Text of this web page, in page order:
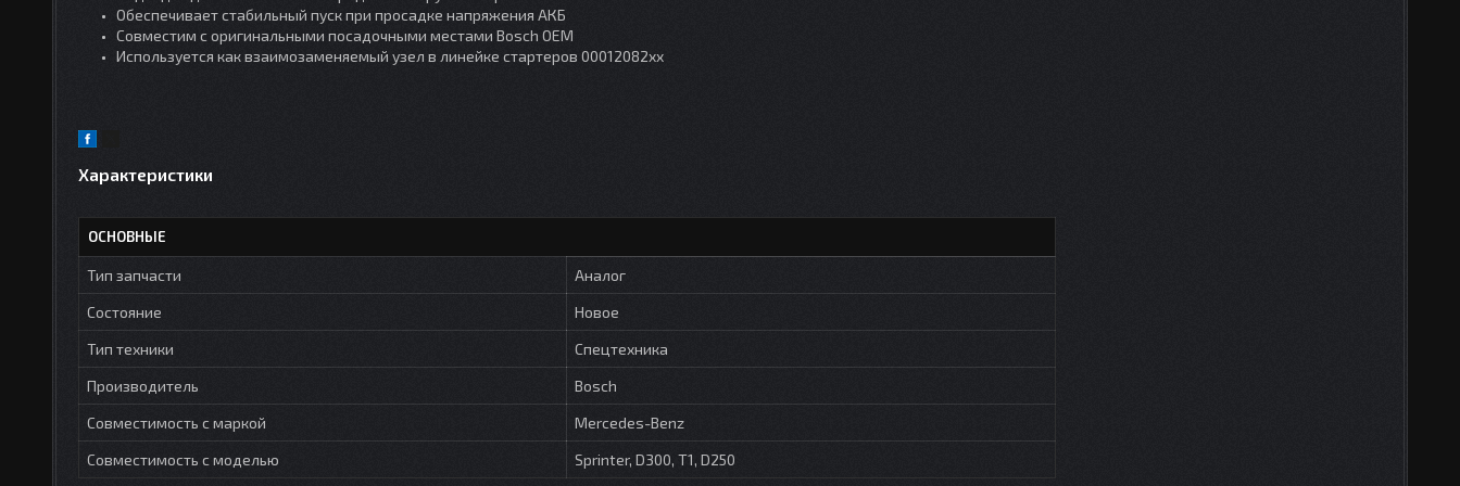
Обеспечивает стабильный пуск при просадке напряжения АКБ
Совместим с оригинальными посадочными местами Bosch OEM
Используется как взаимозаменяемый узел в линейке стартеров 00012082xx
Характеристики
ОСНОВНЫЕ
Тип запчасти
Аналог
Состояние
Новое
Тип техники
Спецтехника
Производитель
Bosch
Совместимость с маркой
Mercedes-Benz
Совместимость с моделью
Sprinter, D300, T1, D250